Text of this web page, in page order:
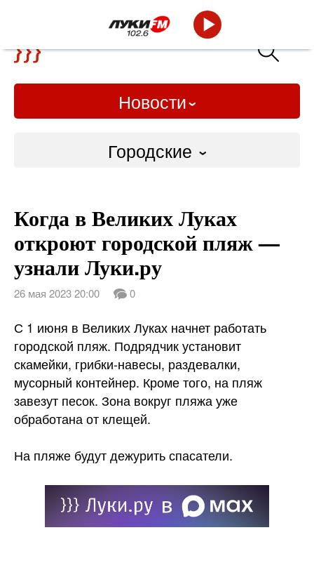
Новости
Городские
Слово Дело
Народные
Когда в Великих Луках
откроют городской пляж —
узнали Луки.ру
26 мая 2023 20:00 0
С 1 июня в Великих Луках начнет работать
городской пляж. Подрядчик установит
скамейки, грибки-навесы, раздевалки,
мусорный контейнер. Кроме того, на пляж
завезут песок. Зона вокруг пляжа уже
обработана от клещей.
На пляже будут дежурить спасатели.